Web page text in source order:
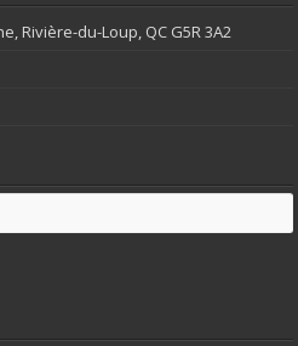
Rivière-du-Loup, QC G5R 3A2